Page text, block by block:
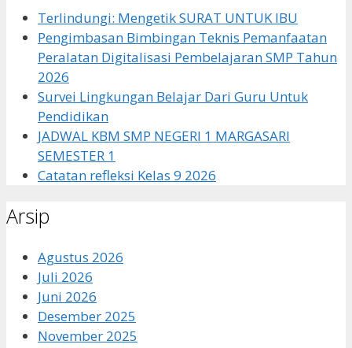
Terlindungi: Mengetik SURAT UNTUK IBU
Pengimbasan Bimbingan Teknis Pemanfaatan
Peralatan Digitalisasi Pembelajaran SMP Tahun
2026
Survei Lingkungan Belajar Dari Guru Untuk
Pendidikan
JADWAL KBM SMP NEGERI 1 MARGASARI
SEMESTER 1
Catatan refleksi Kelas 9 2026
Arsip
Agustus 2026
Juli 2026
Juni 2026
Desember 2025
November 2025